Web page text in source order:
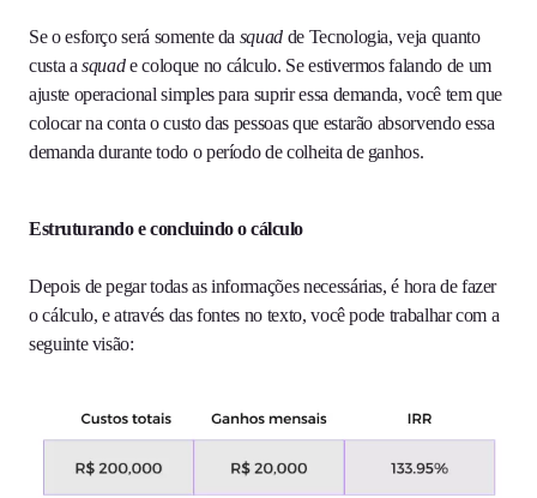
Se o esforço será somente da squad de Tecnologia, veja quanto
custa asquade coloque no cálculo. Se estivermos falando de um
ajuste operacional simples para suprir essa demanda, você tem que
colocar na conta o custo das pessoas que estarão absorvendo essa
demanda durante todo o período de colheita de ganhos.
Estruturando e concluindo o cálculo
Depois de pegar todas as informações necessárias, é hora de fazer
o cálculo, e através das fontes no texto, você pode trabalhar com a
seguinte visão: